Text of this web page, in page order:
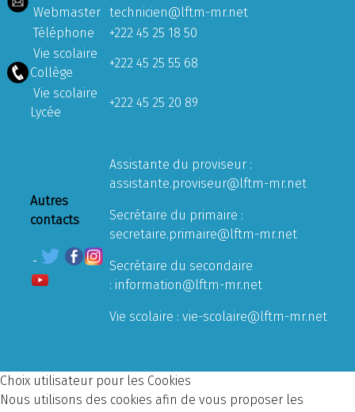
Webmaster technicien@lftm-mr.net
Téléphone
+222 45 25 18 50
Vie scolaire
Collège
+222 45 25 55 68
Vie scolaire
Lycée
+222 45 25 20 89
Autres
contacts
Assistante du proviseur :
assistante.proviseur@lftm-mr.net
Secrétaire du primaire :
secretaire.primaire@lftm-mr.net
Secrétaire du secondaire
: information@lftm-mr.net
Vie scolaire : vie-scolaire@lftm-mr.net
Choix utilisateur pour les Cookies
Nous utilisons des cookies afin de vous proposer les